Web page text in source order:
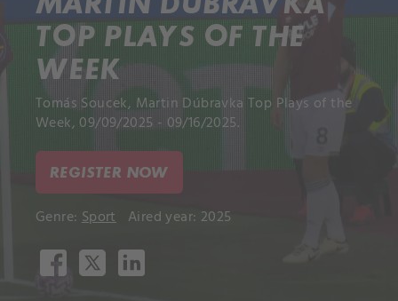
TOP PLAYS OF THE
WEEK
Tomás Soucek, Martin Dúbravka Top Plays of the
Week, 09/09/2025 - 09/16/2025.
REGISTER NOW
Genre: Sport Aired year: 2025